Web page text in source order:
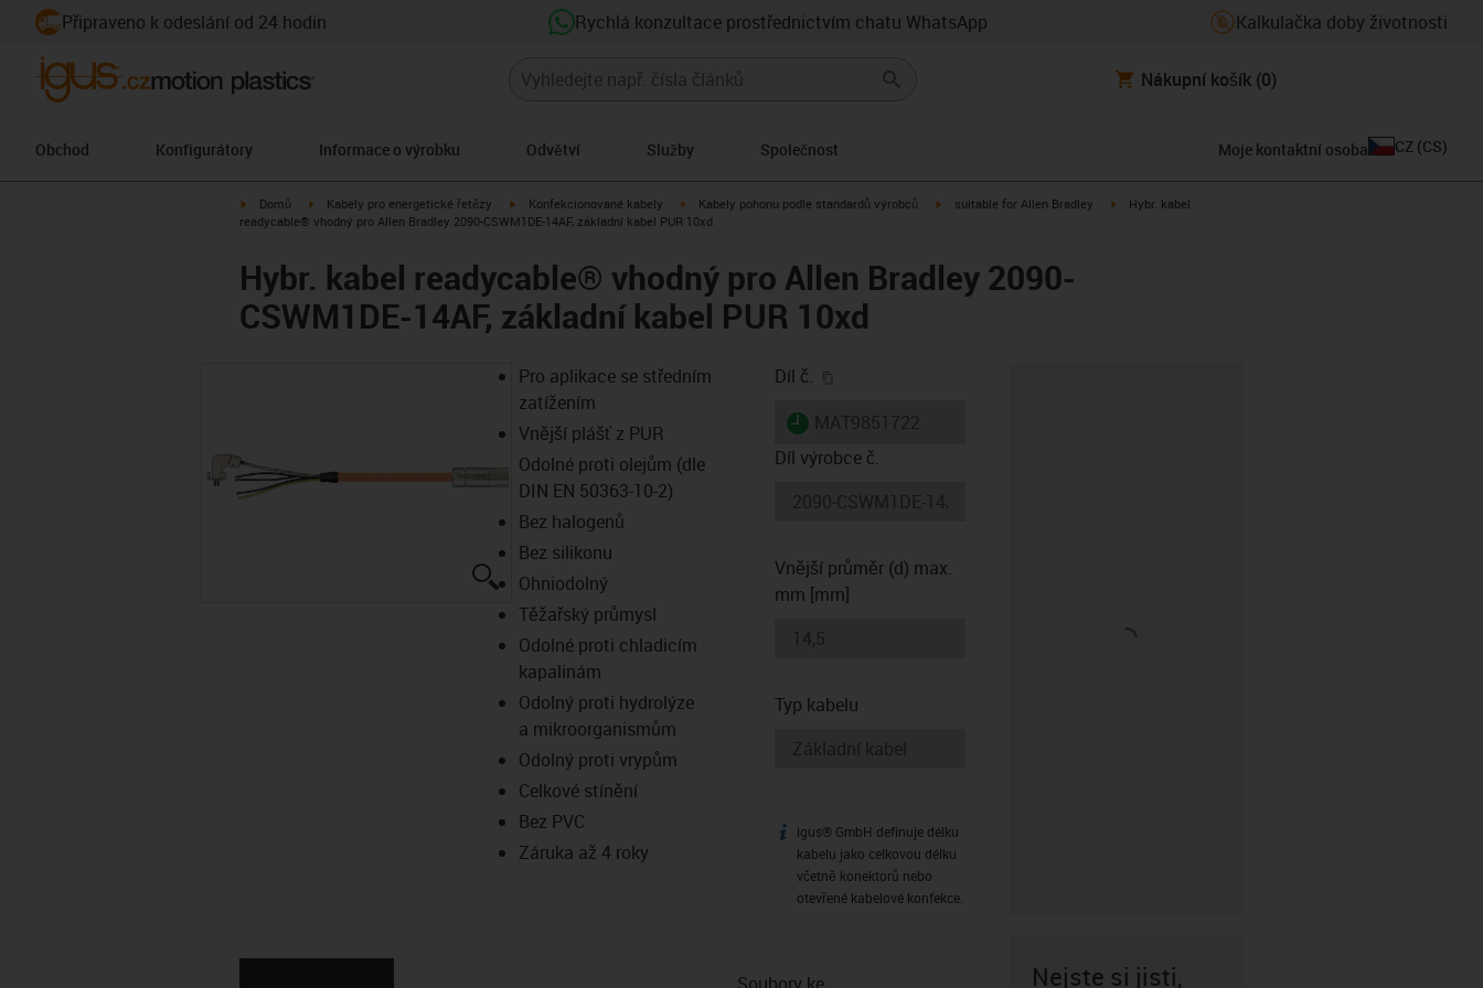
Připraveno k odeslání od 24 hodin Rychlá konzultace prostřednictvím chatu WhatsApp Kalkulačka doby životnosti
Nákupní košík (0)
Obchod Konfigurátory Informace o výrobku Odvětví Služby Společnost Moje kontaktní osoba CZ (CS)
igus-icon-arrow-right
Domů igus-icon-arrow-right
Kabely pro energetické řetězy igus-icon-arrow-right
Konfekcionované kabely igus-icon-arrow-right
Kabely pohonu podle standardů výrobců igus-icon-arrow-right
suitable for Allen Bradley igus-icon-arrow-right
Hybr. kabel
readycable® vhodný pro Allen Bradley 2090-CSWM1DE-14AF, základní kabel PUR 10xd
Hybr. kabel readycable® vhodný pro Allen Bradley 2090-
CSWM1DE-14AF, základní kabel PUR 10xd
igus-icon-lupe
Pro aplikace se středním
zatížením
Vnější plášť z PUR
Odolné proti olejům (dle
DIN EN 50363-10-2)
Bez halogenů
Bez silikonu
Ohniodolný
Těžařský průmysl
Odolné proti chladicím
kapalinám
Odolný proti hydrolýze
a mikroorganismům
Odolný proti vrypům
Celkové stínění
Bez PVC
Záruka až 4 roky
Díl č.
igus-icon-lieferzeit
Díl výrobce č.
Vnější průměr (d) max.
mm [mm]
Typ kabelu
igus-icon-info
igus® GmbH definuje délku
kabelu jako celkovou délku
včetně konektorů nebo
otevřené kabelové konfekce.
Soubory ke
Nejste si jisti,